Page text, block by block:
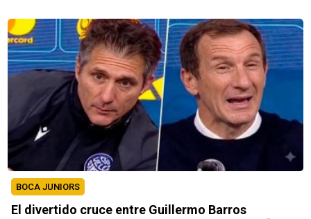
BOCA JUNIORS
El divertido cruce entre Guillermo Barros